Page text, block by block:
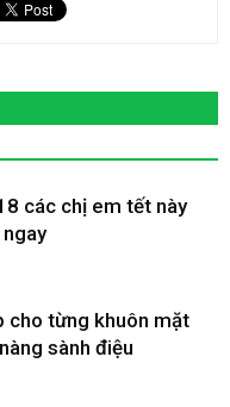
các chị em tết này
cho từng khuôn mặt
sành điệu